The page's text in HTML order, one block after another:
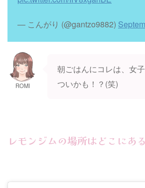
— こんがり (@gantzo9882)
ROMI
朝ごはんにコレは、女
ついかも！？(笑)
レモンジムの場所はどこにあ